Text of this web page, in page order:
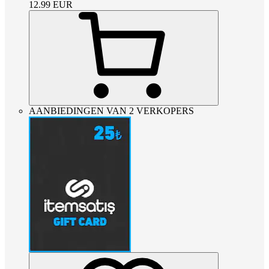
12.99 EUR
AANBIEDINGEN VAN 2 VERKOPERS